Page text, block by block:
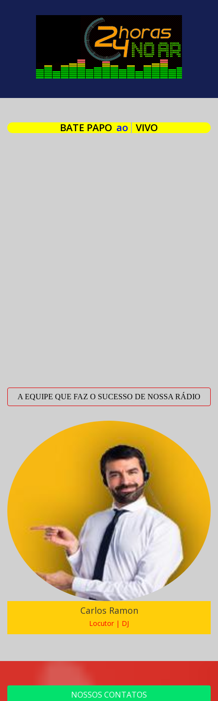
BATE PAPO ao VIVO
A EQUIPE QUE FAZ O SUCESSO DE NOSSA RÁDIO
Carlos Ramon
Locutor | DJ
NOSSOS CONTATOS